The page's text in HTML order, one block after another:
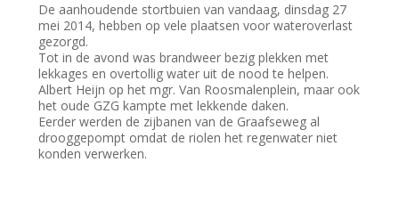
De aanhoudende stortbuien van vandaag, dinsdag 27
mei 2014, hebben op vele plaatsen voor wateroverlast
gezorgd.
Tot in de avond was brandweer bezig plekken met
lekkages en overtollig water uit de nood te helpen.
Albert Heijn op het mgr. Van Roosmalenplein, maar ook
het oude GZG kampte met lekkende daken.
Eerder werden de zijbanen van de Graafseweg al
drooggepompt omdat de riolen het regenwater niet
konden verwerken.